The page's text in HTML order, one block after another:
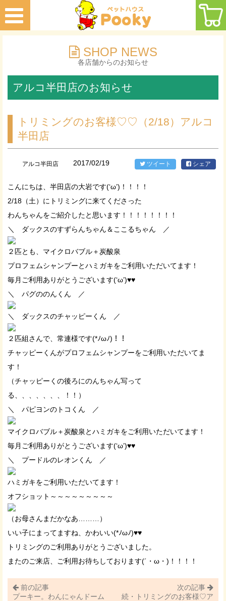
SHOP NEWS
各店舗からのお知らせ
アルコ半田店のお知らせ
トリミングのお客様♡♡（2/18）アルコ
半田店
アルコ半田店 2017/02/19 ツイート シェア
こんにちは、半田店の大岩です(‘ω’)！！！！
2/18（土）にトリミングに来てくださった
わんちゃんをご紹介したと思います！！！！！！！！
＼ ダックスのすずらんちゃん＆ここるちゃん ／
２匹とも、マイクロバブル＋炭酸泉
プロフェムシャンプーとハミガキをご利用いただいてます！
毎月ご利用ありがとうございます(‘ω’)♥♥
＼ パグののんくん ／
＼ ダックスのチャッピーくん ／
２匹組さんで、常連様です(*ﾉωﾉ)！！
チャッピーくんがプロフェムシャンプーをご利用いただいてま
す！
（チャッピーくの後ろにのんちゃん写って
る、、、、、、、！！）
＼ パピヨンのトコくん ／
マイクロバブル＋炭酸泉とハミガキをご利用いただいてます！
毎月ご利用ありがとうございます(‘ω’)♥♥
＼ プードルのレオンくん ／
ハミガキをご利用いただいてます！
オフショット～～～～～～～～～
（お母さんまだかなあ………）
いい子にまってますね、かわいい(*ﾉωﾉ)♥♥
トリミングのご利用ありがとうございました。
またのご来店、ご利用お待ちしております(´・ω・)！！！！
前の記事
プーキー。わんにゃんドーム
次の記事
続・トリミングのお客様♡ア